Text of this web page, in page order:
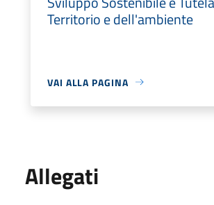
Territorio e dell'ambiente
VAI ALLA PAGINA
Allegati